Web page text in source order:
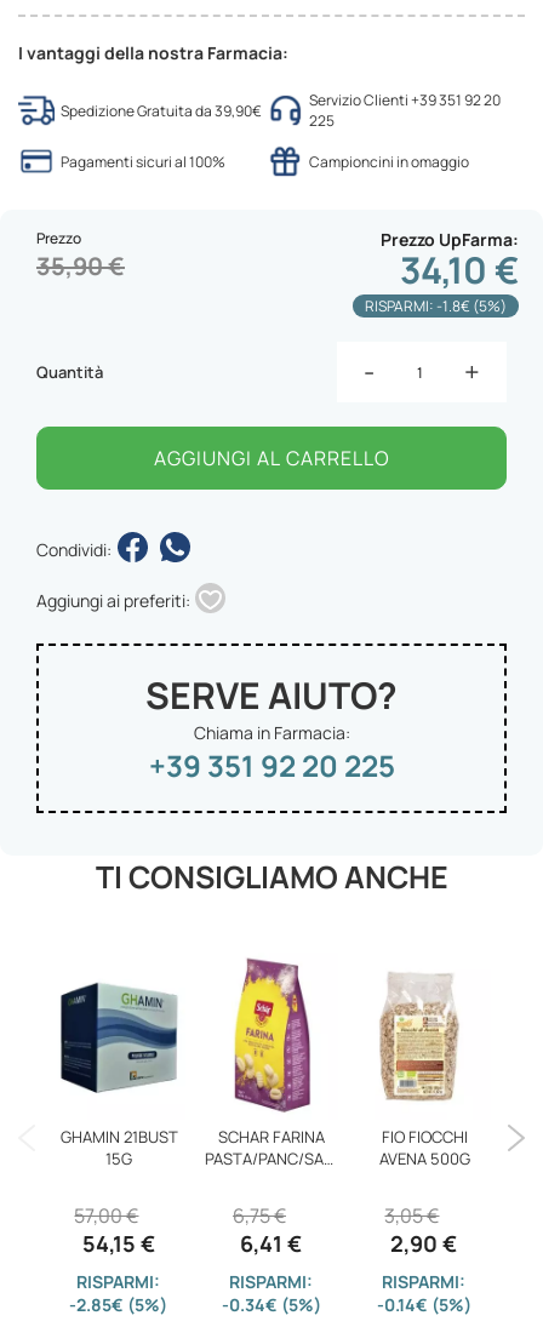
I vantaggi della nostra Farmacia:
Spedizione Gratuita da 39,90€
Servizio Clienti +39 351 92 20
225
Pagamenti sicuri al 100%
Campioncini in omaggio
Prezzo UpFarma
34,10 €
Prezzo
35,90 €
RISPARMI: -1.8€ (5%)
Quantità - +
AGGIUNGI AL CARRELLO
Condividi:
Aggiungi ai preferiti:
SERVE AIUTO?
Chiama in Farmacia:
+39 351 92 20 225
TI CONSIGLIAMO ANCHE
GHAMIN 21BUST
15G
54,15 €
57,00 €
RISPARMI:
-2.85€ (5%)
SCHAR FARINA
PASTA/PANC/SAL/
6,41 €
6,75 €
RISPARMI:
-0.34€ (5%)
FIO FIOCCHI
AVENA 500G
2,90 €
3,05 €
RISPARMI:
-0.14€ (5%)